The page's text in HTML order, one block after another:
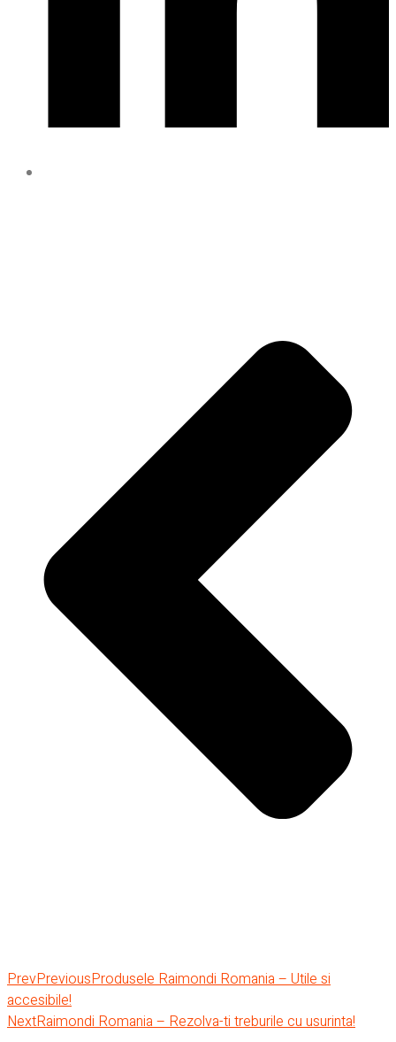
PrevPreviousProdusele Raimondi Romania – Utile si
accesibile!
NextRaimondi Romania – Rezolva-ti treburile cu usurinta!